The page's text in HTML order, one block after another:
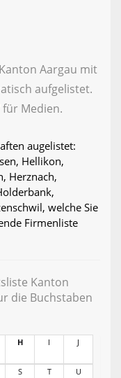
Aargau mit
aufgelistet.
für Medien.
augelistet:
Hellikon,
Herznach,
welche Sie
Firmenliste
Kanton
die Buchstaben
H I J
S T U